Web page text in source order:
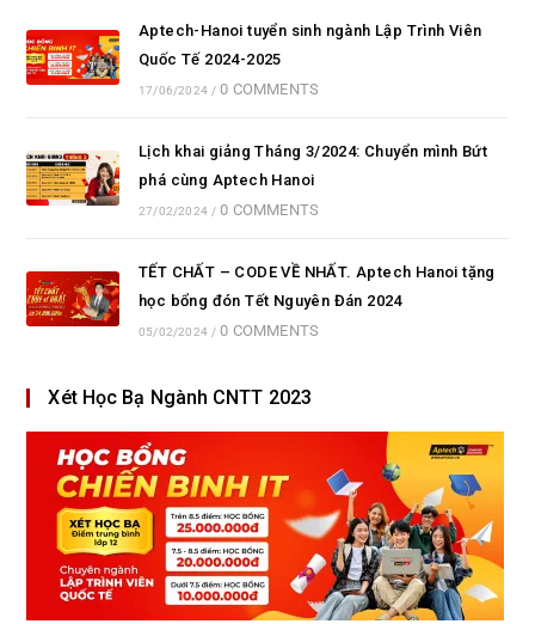
Aptech-Hanoi tuyển sinh ngành Lập Trình Viên
Quốc Tế 2024-2025
17/06/2024 / 0 COMMENTS
Lịch khai giảng Tháng 3/2024: Chuyển mình Bứt
phá cùng Aptech Hanoi
27/02/2024 / 0 COMMENTS
TẾT CHẤT – CODE VỀ NHẤT. Aptech Hanoi tặng
học bổng đón Tết Nguyên Đán 2024
05/02/2024 / 0 COMMENTS
Xét Học Bạ Ngành CNTT 2023